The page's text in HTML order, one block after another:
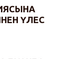
ҮЛЕС